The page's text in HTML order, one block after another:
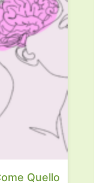
Quello